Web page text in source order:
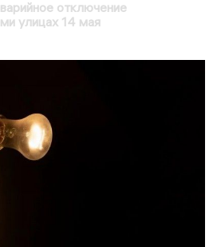
отключение
улицах 14 мая